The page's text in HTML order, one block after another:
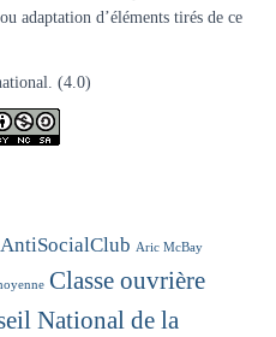
adaptation d’éléments tirés de ce
(4.0)
AntiSocialClub Aric McBay
Classe ouvrière
National de la